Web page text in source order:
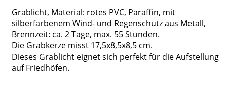
Grablicht, Material: rotes PVC, Paraffin, mit
silberfarbenem Wind- und Regenschutz aus Metall,
Brennzeit: ca. 2 Tage, max. 55 Stunden.
Die Grabkerze misst 17,5x8,5x8,5 cm.
Dieses Grablicht eignet sich perfekt für die Aufstellung
auf Friedhöfen.